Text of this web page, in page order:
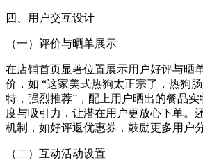
四、用户交互设计​
（一）评价与晒单展示​
在店铺首页显著位置展示用户好评与晒
价，如 “这家美式热狗太正宗了，热狗
特，强烈推荐”，配上用户晒出的餐品
度与吸引力，让潜在用户更放心下单。
机制，如好评返优惠券，鼓励更多用户
（二）互动活动设置​